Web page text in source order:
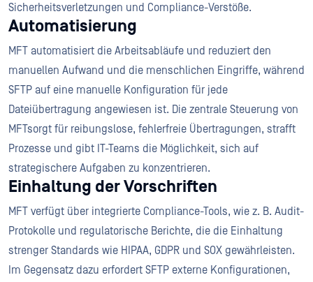
Sicherheitsverletzungen und Compliance-Verstöße.
Automatisierung
MFT automatisiert die Arbeitsabläufe und reduziert den
manuellen Aufwand und die menschlichen Eingriffe, während
SFTP auf eine manuelle Konfiguration für jede
Dateiübertragung angewiesen ist. Die zentrale Steuerung von
MFTsorgt für reibungslose, fehlerfreie Übertragungen, strafft
Prozesse und gibt IT-Teams die Möglichkeit, sich auf
strategischere Aufgaben zu konzentrieren.
Einhaltung der Vorschriften
MFT verfügt über integrierte Compliance-Tools, wie z. B. Audit-
Protokolle und regulatorische Berichte, die die Einhaltung
strenger Standards wie HIPAA, GDPR und SOX gewährleisten.
Im Gegensatz dazu erfordert SFTP externe Konfigurationen,